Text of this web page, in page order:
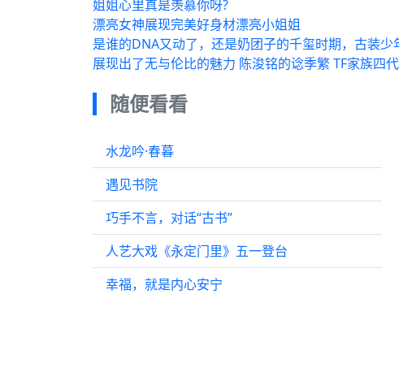
姐姐心里真是羡慕你呀?
漂亮女神展现完美好身材漂亮小姐姐
是谁的DNA又动了，还是奶团子的千玺时期，古装
展现出了无与伦比的魅力 陈浚铭的谂季繁 TF家族四
随便看看
水龙吟·春暮
遇见书院
巧手不言，对话“古书”
人艺大戏《永定门里》五一登台
幸福，就是内心安宁